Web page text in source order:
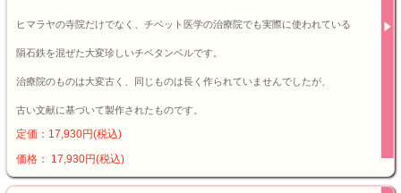
ヒマラヤの寺院だけでなく、チベット医学の治療院でも実際に使われている
隕石鉄を混ぜた大変珍しいチベタンベルです。
治療院のものは大変古く、同じものは長く作られていませんでしたが、
古い文献に基づいて製作されたものです。
定価：17,930円(税込)
価格： 17,930円(税込)